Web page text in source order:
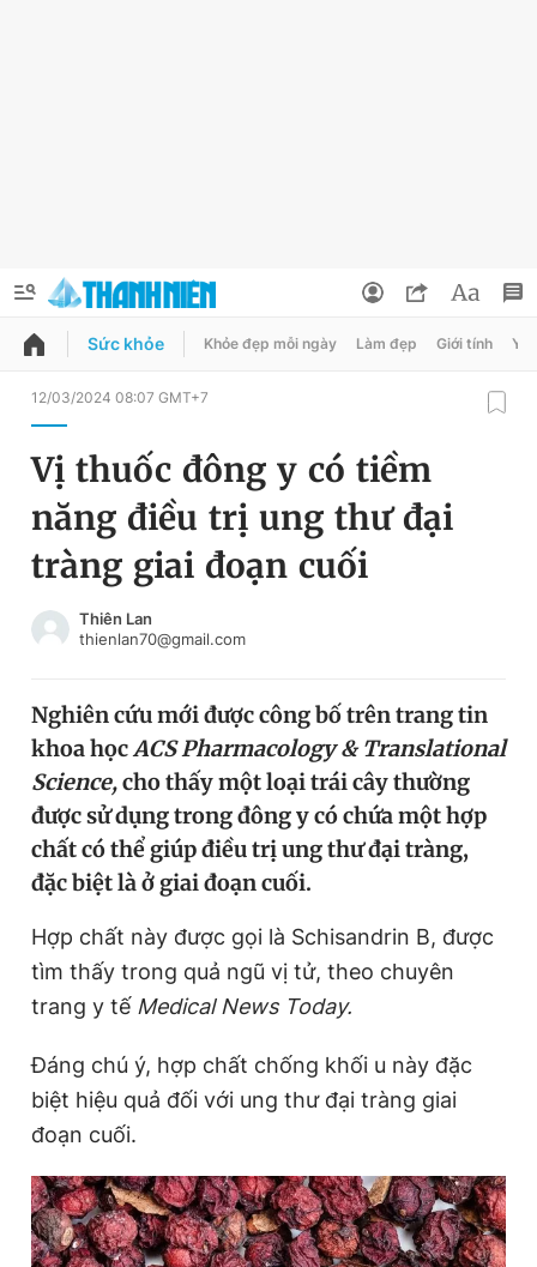
QUẢNG CÁO ĐẶT BÁO
Chuyên mục
Chuyên mục khác
Chào ngày mới
Video Magazine
Sản phẩm khác
Tiện ích
Thông tin tòa soạn Liên hệ quảng cáo
Đổi mật khẩu
Tin đã lưu
Tin đã xem
Sức khỏe Khỏe đẹp mỗi ngày Làm đẹp Giới tính Y
12/03/2024 08:07 GMT+7
Vị thuốc đông y có tiềm
năng điều trị ung thư đại
tràng giai đoạn cuối
Thiên Lan
thienlan70@gmail.com
Nghiên cứu mới được công bố trên trang tin
khoa họcACS Pharmacology & Translational
Science,cho thấy một loại trái cây thường
được sử dụng trong đông y có chứa một hợp
chất có thể giúp điều trị ung thư đại tràng,
đặc biệt là ở giai đoạn cuối.
Hợp chất này được gọi là Schisandrin B, được
tìm thấy trong quả ngũ vị tử, theo chuyên
trang y tế Medical News Today.
Đáng chú ý, hợp chất chống khối u này đặc
biệt hiệu quả đối với ung thư đại tràng giai
đoạn cuối.